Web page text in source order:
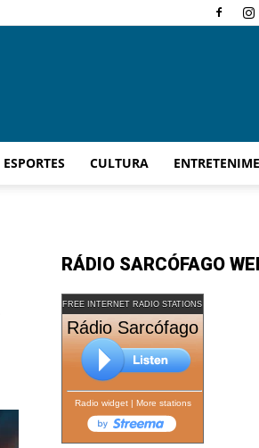
ESPORTES CULTURA
RÁDIO SARCÓFAGO
FREE INTERNET RADIO STATIONS
Rádio Sarcófago
Radio widget| More stations